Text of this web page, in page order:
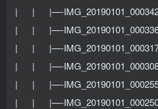
| | |—-
| | |—-
| | |—-
| | |—-
| | |—-
| | |—-